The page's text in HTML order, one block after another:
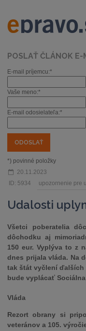
POSLAŤ ČLÁNOK E-
E-mail príjemcu:*
Vaše meno:*
E-mail odosielateľa:*
*) povinné položky
20.11.2023
ID: 5934
upozornenie pre
Udalosti
Všetci poberatelia
dôchodku aj
150 eur. Vyplýva to z
dnes prijala vláda. Na
tak štát vyčlení ďalších
bude vyplácať
Vláda
Rezort obrany si
veteránov a 105.